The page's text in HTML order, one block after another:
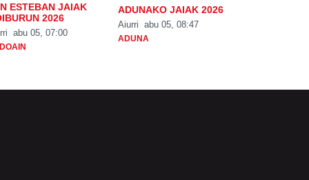
ESTEBAN JAIAK
2026
abu 05, 07:00
ADUNAKO JAIAK 2026
Aiurri abu 05, 08:47
ADUNA